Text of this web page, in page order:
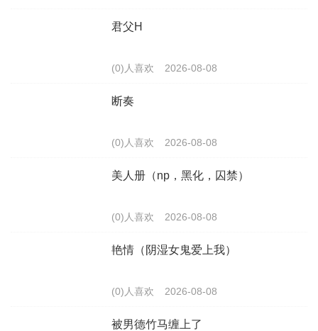
君父H
(0)人喜欢 2026-08-08
断奏
(0)人喜欢 2026-08-08
美人册（np，黑化，囚禁）
(0)人喜欢 2026-08-08
艳情（阴湿女鬼爱上我）
(0)人喜欢 2026-08-08
被男德竹马缠上了